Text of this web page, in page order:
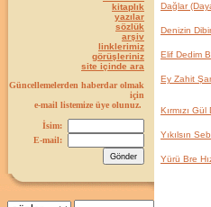
kitaplık
yazılar
sözlük
arşiv
linklerimiz
görüşleriniz
site içinde ara
Güncellemelerden haberdar olmak
için
e-mail listemize üye olunuz.
İsim:
E-mail:
Dağlar
Denizin
Elif Dedim
Ey Zahit
Kırmızı
Yıkılsın
Yürü Bre